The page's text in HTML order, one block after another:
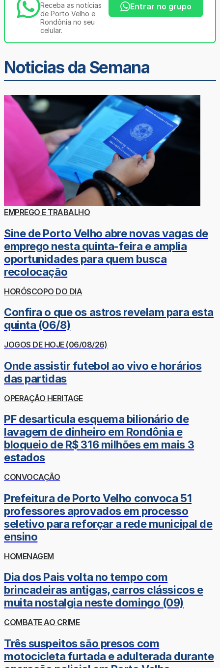
Receba as notícias
de Porto Velho e
Rondônia no seu
celular.
Entrar no grupo
Noticias da Semana
EMPREGO E TRABALHO
Sine de Porto Velho abre novas vagas de
emprego nesta quinta-feira e amplia
oportunidades para quem busca
recolocação
HORÓSCOPO DO DIA
Confira o que os astros revelam para esta
quinta (06/8)
JOGOS DE HOJE (06/08/26)
Onde assistir futebol ao vivo e horários
das partidas
OPERAÇÃO HERITAGE
PF desarticula esquema bilionário de
lavagem de dinheiro em Rondônia e
bloqueio de R$ 316 milhões em mais 3
estados
CONVOCAÇÃO
Prefeitura de Porto Velho convoca 51
professores aprovados em processo
seletivo para reforçar a rede municipal de
ensino
HOMENAGEM
Dia dos Pais volta no tempo com
brincadeiras antigas, carros clássicos e
muita nostalgia neste domingo (09)
COMBATE AO CRIME
Três suspeitos são presos com
motocicleta furtada e adulterada durante